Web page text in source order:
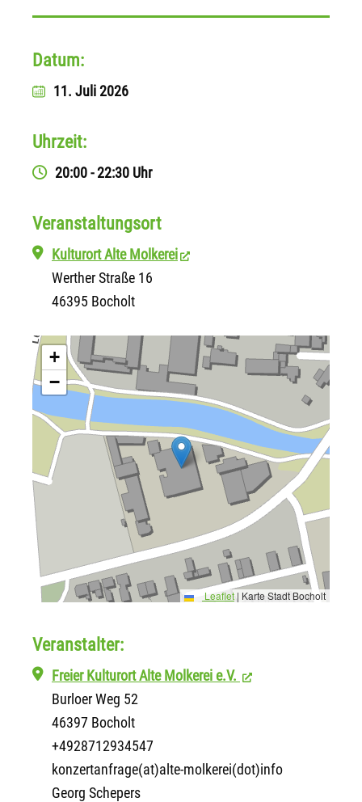
Datum:
11. Juli 2026
Uhrzeit:
20:00 - 22:30 Uhr
Veranstaltungsort
Kulturort Alte Molkerei
Werther Straße 16
46395 Bocholt
+
−
Leaflet | Karte Stadt Bocholt
Veranstalter:
Freier Kulturort Alte Molkerei e.V.
Burloer Weg 52
46397 Bocholt
+4928712934547
konzertanfrage(at)alte-molkerei(dot)info
Georg Schepers